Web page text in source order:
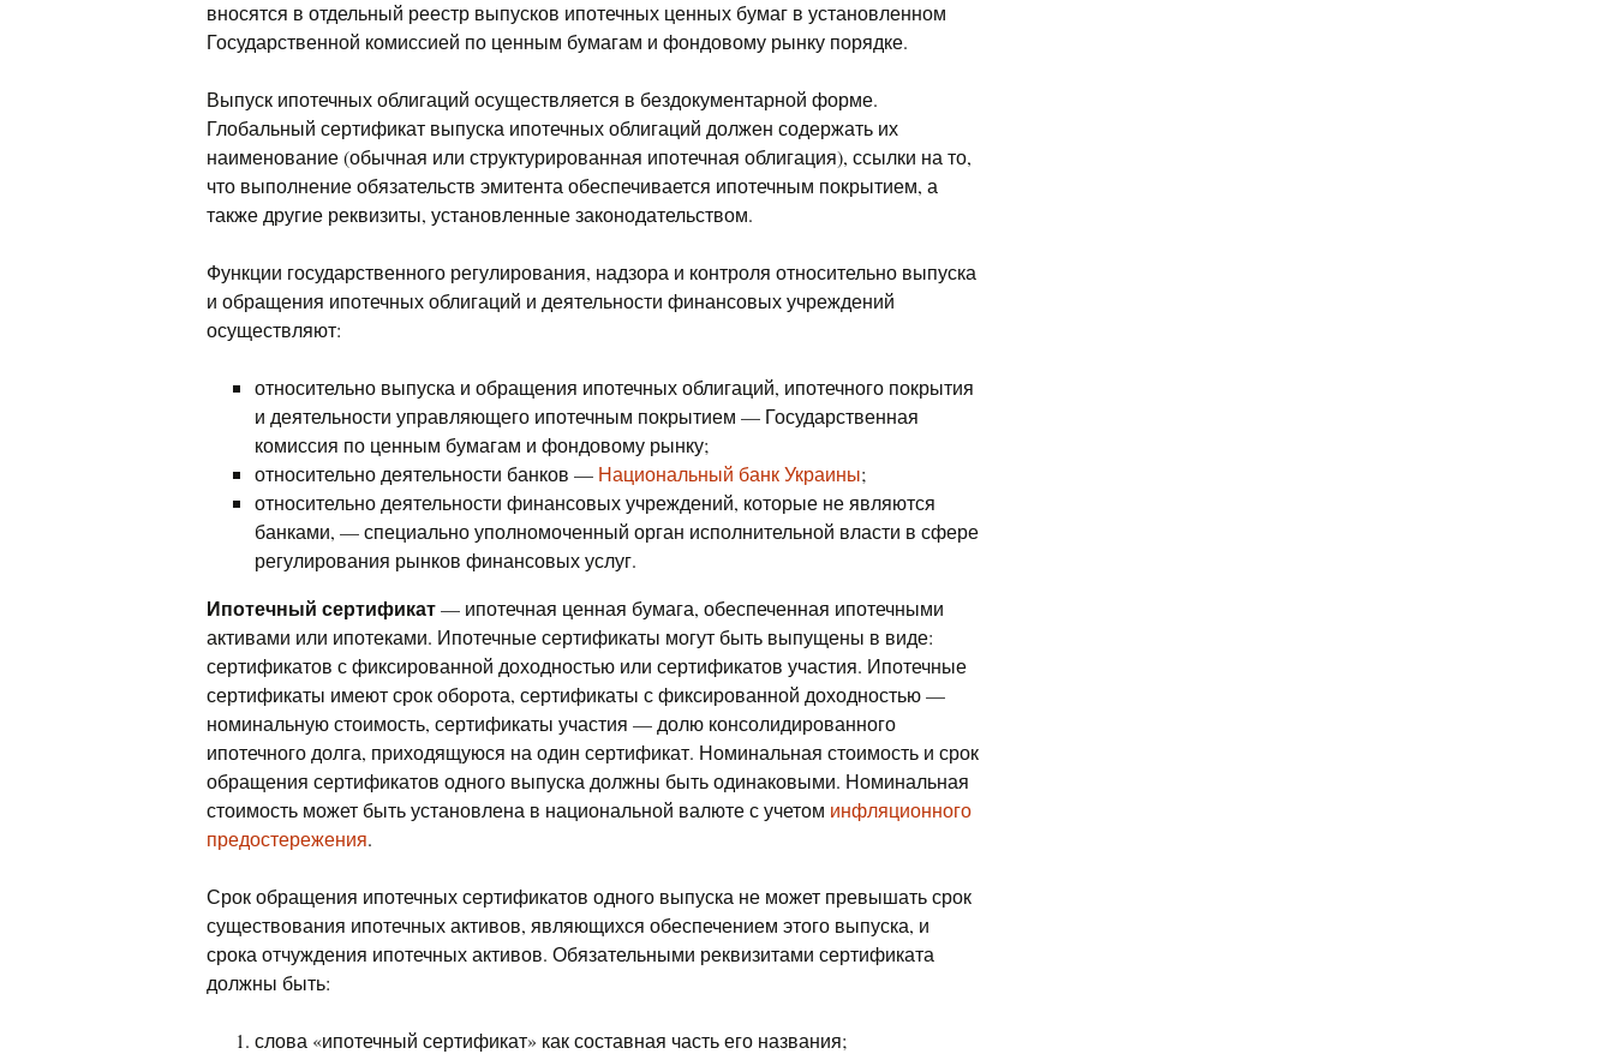
вносятся в отдельный реестр выпусков ипотечных ценных бумаг в установленном
Государственной комиссией по ценным бумагам и фондовому рынку порядке.
Выпуск ипотечных облигаций осуществляется в бездокументарной форме.
Глобальный сертификат выпуска ипотечных облигаций должен содержать их
наименование (обычная или структурированная ипотечная облигация), ссылки на то,
что выполнение обязательств эмитента обеспечивается ипотечным покрытием, а
также другие реквизиты, установленные законодательством.
Функции государственного регулирования, надзора и контроля относительно выпуска
и обращения ипотечных облигаций и деятельности финансовых учреждений
осуществляют:
относительно выпуска и обращения ипотечных облигаций, ипотечного покрытия
и деятельности управляющего ипотечным покрытием — Государственная
комиссия по ценным бумагам и фондовому рынку;
относительно деятельности банков — Национальный банк Украины;
относительно деятельности финансовых учреждений, которые не являются
банками, — специально уполномоченный орган исполнительной власти в сфере
регулирования рынков финансовых услуг.
Ипотечный сертификат— ипотечная ценная бумага, обеспеченная ипотечными
активами или ипотеками. Ипотечные сертификаты могут быть выпущены в виде:
сертификатов с фиксированной доходностью или сертификатов участия. Ипотечные
сертификаты имеют срок оборота, сертификаты с фиксированной доходностью —
номинальную стоимость, сертификаты участия — долю консолидированного
ипотечного долга, приходящуюся на один сертификат. Номинальная стоимость и срок
обращения сертификатов одного выпуска должны быть одинаковыми. Номинальная
стоимость может быть установлена ​​в национальной валюте с учетом инфляционного
предостережения.
Срок обращения ипотечных сертификатов одного выпуска не может превышать срок
существования ипотечных активов, являющихся обеспечением этого выпуска, и
срока отчуждения ипотечных активов. Обязательными реквизитами сертификата
должны быть:
слова «ипотечный сертификат» как составная часть его названия;